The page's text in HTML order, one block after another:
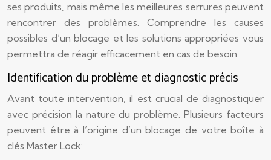
ses produits, mais même les meilleures serrures peuvent
rencontrer des problèmes. Comprendre les causes
possibles d’un blocage et les solutions appropriées vous
permettra de réagir efficacement en cas de besoin.
Identification du problème et diagnostic précis
Avant toute intervention, il est crucial de diagnostiquer
avec précision la nature du problème. Plusieurs facteurs
peuvent être à l’origine d’un blocage de votre boîte à
clés Master Lock: